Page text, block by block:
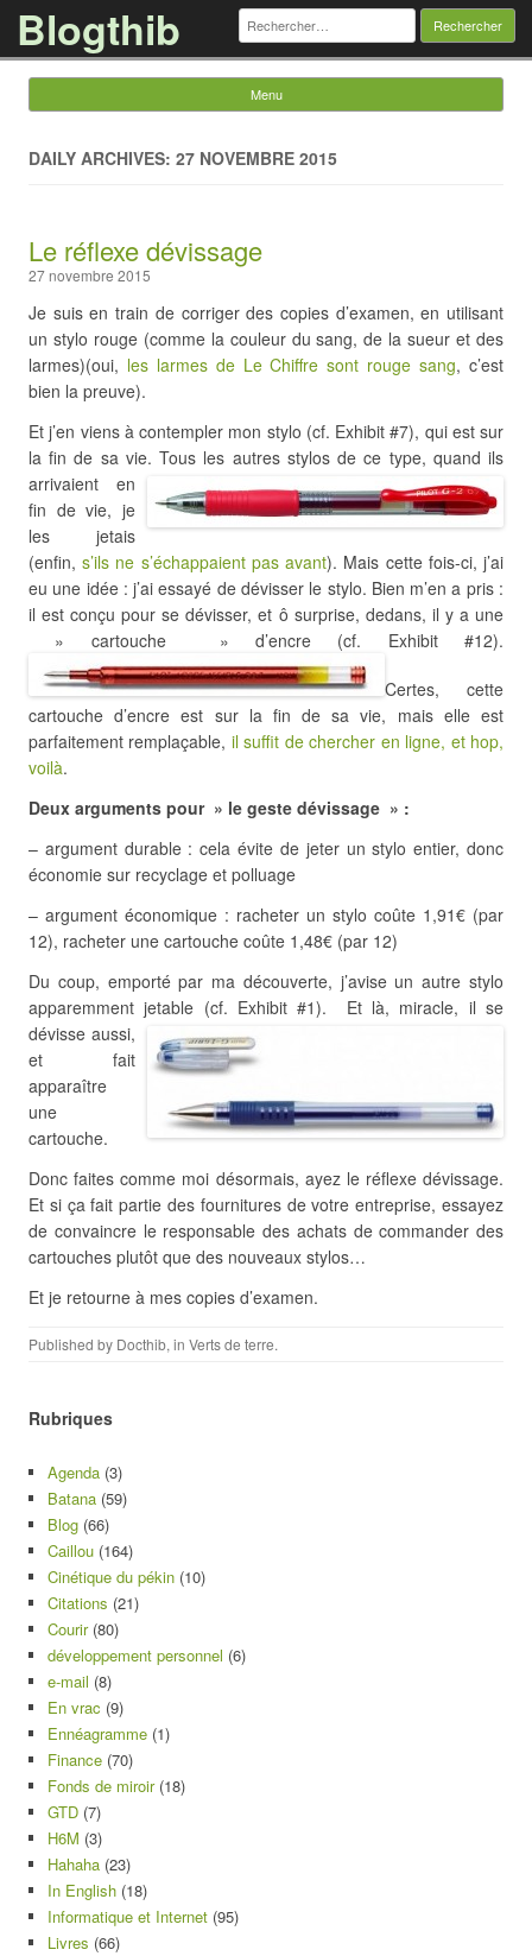
Blogthib Rechercher :
Menu
DAILY ARCHIVES: 27 NOVEMBRE 2015
Le réflexe dévissage
27 novembre 2015
Je suis en train de corriger des copies d’examen, en utilisant
un stylo rouge (comme la couleur du sang, de la sueur et des
larmes)(oui, les larmes de Le Chiffre sont rouge sang, c’est
bien la preuve).
Et j’en viens à contempler mon stylo (cf. Exhibit #7), qui est sur
la fin de sa vie.Tous les autres stylos de ce type, quand ils
arrivaient en
fin de vie, je
les jetais
(enfin,s’ils ne s’échappaient pas avant). Mais cette fois-ci, j’ai
eu une idée : j’ai essayé de dévisser le stylo. Bien m’en a pris :
il est conçu pour se dévisser, et ô surprise, dedans, il y a une
» cartouche » d’encre (cf. Exhibit #12).
Certes, cette
cartouche d’encre est sur la fin de sa vie, mais elle est
parfaitement remplaçable, il suffit de chercher en ligne, et hop,
voilà.
Deux arguments pour » le geste dévissage » :
– argument durable : cela évite de jeter un stylo entier, donc
économie sur recyclage et polluage
– argument économique : racheter un stylo coûte 1,91€ (par
12), racheter une cartouche coûte 1,48€ (par 12)
Du coup, emporté par ma découverte, j’avise un autre stylo
apparemment jetable (cf. Exhibit #1).
Et là, miracle, il se
dévisse aussi,
et fait
apparaître
une
cartouche.
Donc faites comme moi désormais, ayez le réflexe dévissage.
Et si ça fait partie des fournitures de votre entreprise, essayez
de convaincre le responsable des achats de commander des
cartouches plutôt que des nouveaux stylos…
Et je retourne à mes copies d’examen.
Published by Docthib, in Verts de terre.
Rubriques
Agenda (3)
Batana (59)
Blog (66)
Caillou (164)
Cinétique du pékin (10)
Citations (21)
Courir(80)
développement personnel (6)
e-mail (8)
En vrac (9)
Ennéagramme (1)
Finance (70)
Fonds de miroir(18)
GTD (7)
H6M (3)
Hahaha (23)
In English (18)
Informatique et Internet (95)
Livres (66)